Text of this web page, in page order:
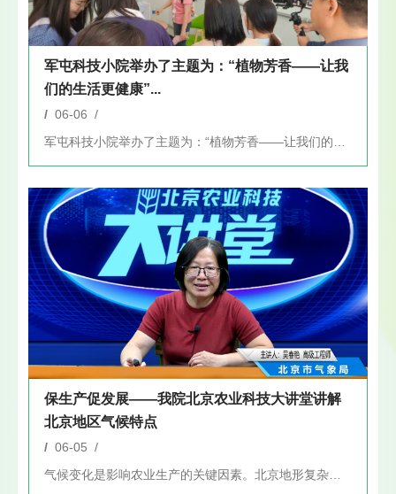
军屯科技小院举办了主题为：“植物芳香——让我
们的生活更健康”...
/ 06-06 /
保生产促发展——我院北京农业科技大讲堂讲解
北京地区气候特点
/ 06-05 /
气候变化是影响农业生产的关键因素。北京地形复杂，气象灾害种类...